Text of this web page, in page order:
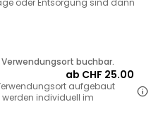
oder Entsorgung sind dann
buchbar.
ab CHF 25.00
aufgebaut
werden individuell im